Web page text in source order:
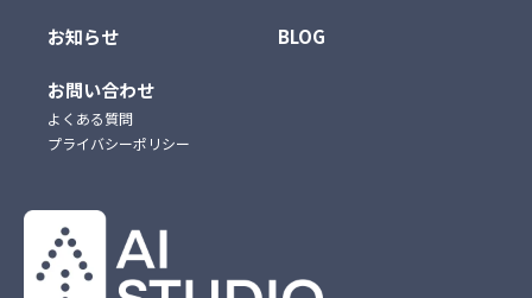
お知らせ BLOG
お問い合わせ
よくある質問
プライバシーポリシー